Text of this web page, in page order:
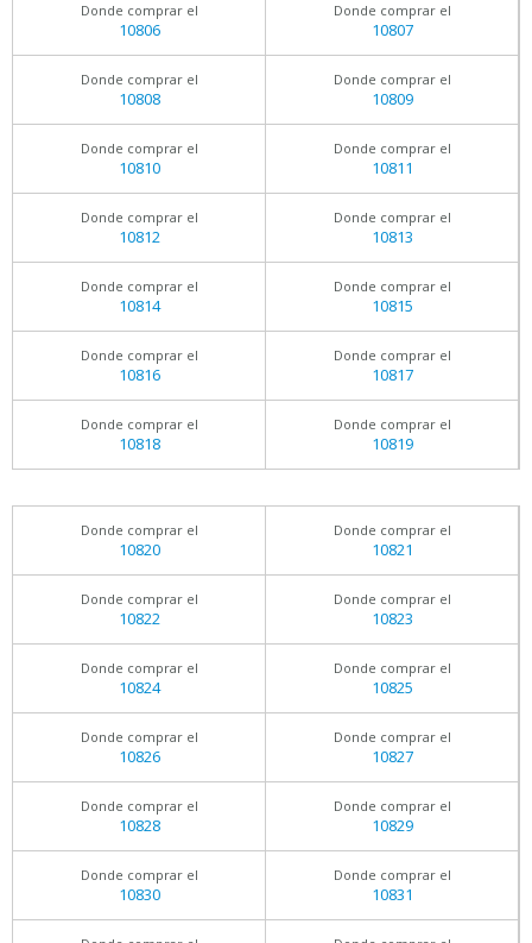
Donde comprar el
10806
Donde comprar el
10807
Donde comprar el
10808
Donde comprar el
10809
Donde comprar el
10810
Donde comprar el
10811
Donde comprar el
10812
Donde comprar el
10813
Donde comprar el
10814
Donde comprar el
10815
Donde comprar el
10816
Donde comprar el
10817
Donde comprar el
10818
Donde comprar el
10819
Donde comprar el
10820
Donde comprar el
10821
Donde comprar el
10822
Donde comprar el
10823
Donde comprar el
10824
Donde comprar el
10825
Donde comprar el
10826
Donde comprar el
10827
Donde comprar el
10828
Donde comprar el
10829
Donde comprar el
10830
Donde comprar el
10831